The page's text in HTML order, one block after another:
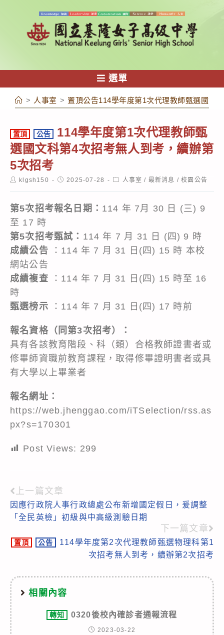
容
選單
> 人事室 > 置頂公告114學年度第1次代理教師甄選國文
置頂 公告
114學年度第1次代理教師甄
選國文科第4次招考無人到考，續辦第
5次招考
Postklgsh150
Post2025-07-28
Post人事室 / 最新消息 / 校園公告
第5次招考報名日期： 114 年 7月 30 日 (三) 9
至 17 時
第5次招考甄試： 114 年 7 月 31 日 (四) 9 時
成績公告
：114 年 7 月 31 日(四) 15 時 本校
網站公告
成績複查
：114 年 7 月 31 日(四) 15 時至 16
時
甄選榜示
：114 年 7 月 31 日(四) 17 時前
報名資格（同第3次招考）：
具有各該教育階段、科（類）合格教師證書者或
修畢師資職前教育課程，取得修畢證明書者或具
有大學以上畢業者
報名網址：
https://web.jhenggao.com/iTSelection/rss.as
px?s=170301
Post Views: 299
Read
more
上一篇文章
因應行政院人事行政總處公布新增國定假日，爰調整
「全民英檢」初級與中高級測驗日期
下一篇文章
置頂 公告
114學年度第2次代理教師甄選物理科第1
次招考無人到考，續辦第2次招考
相關內容
轉知 0320後校內確診者通報流程
2023-03-22